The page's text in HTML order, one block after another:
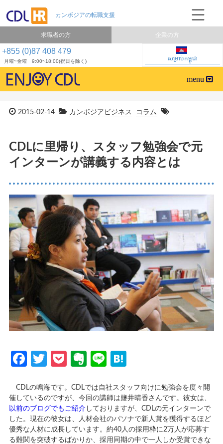
+855 (0)87 408 479
月曜~金曜 9:00~18:00(祝日を除く) សម្រាប់កម្ពុជា
求職者の方 企業の方
2015-02-14 カンボジアビジネス コラム
CDLに里帰り、スタッフ勉強会で元
インターンが講義する内容とは
Facebook
Twitter
PocketEvernote
Line
CDLの鳴海です。CDLでは自社スタッフ向けに勉強会を度々開
催しているのですが、今回の講師は鹽井晴香さんです。彼女は、
以前のブログでもご紹介しておりますが、CDLの元インターンで
した。現在の彼女は、人材会社のパソナで新人賞を獲得するほど
優秀な人材に成長しています。約40人の採用枠に2万人が応募す
る難関を突破するばかりか、採用同期の中で一人しか受賞できな